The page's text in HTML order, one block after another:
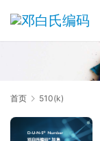
首页 510(k)